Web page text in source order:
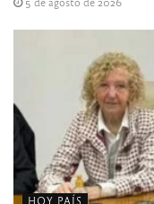
HOY PAÍS